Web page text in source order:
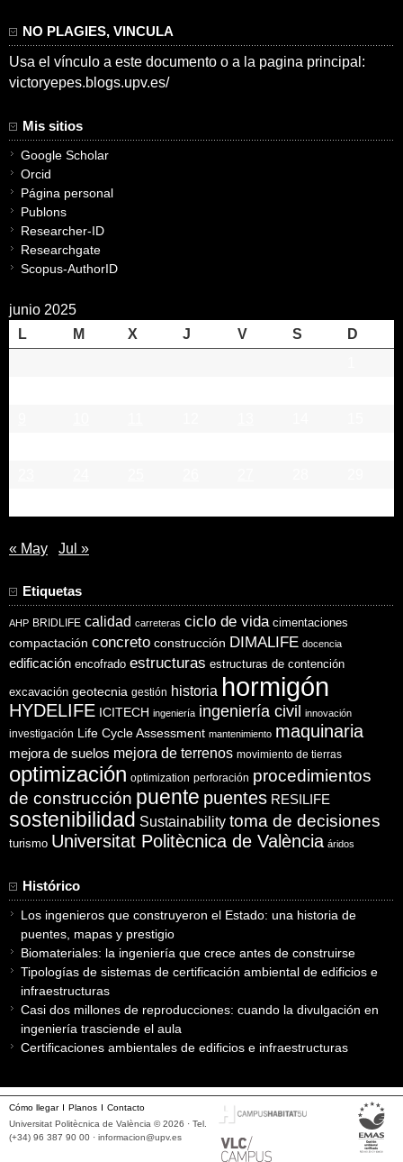
NO PLAGIES, VINCULA
Usa el vínculo a este documento o a la pagina principal:
victoryepes.blogs.upv.es/
Mis sitios
Google Scholar
Orcid
Página personal
Publons
Researcher-ID
Researchgate
Scopus-AuthorID
junio 2025
L
M X J V S
D
« May Jul »
Etiquetas
AHP BRIDLIFE calidad carreteras ciclo de vida cimentaciones
compactación concreto construcción DIMALIFE docencia
edificación encofrado estructuras estructuras de contención
excavación geotecnia gestión historia hormigón
HYDELIFE ICITECH ingeniería ingeniería civil innovación
investigación Life Cycle Assessment mantenimiento maquinaria
mejora de suelos mejora de terrenos movimiento de tierras
optimización optimization perforación procedimientos
de construcción puente puentes RESILIFE
sostenibilidad Sustainability toma de decisiones
turismo Universitat Politècnica de València áridos
Histórico
Los ingenieros que construyeron el Estado: una historia de
puentes, mapas y prestigio
Biomateriales: la ingeniería que crece antes de construirse
Tipologías de sistemas de certificación ambiental de edificios e
infraestructuras
Casi dos millones de reproducciones: cuando la divulgación en
ingeniería trasciende el aula
Certificaciones ambientales de edificios e infraestructuras
Cómo llegar Planos
Contacto
Universitat Politècnica de València © 2026 · Tel.
(+34) 96 387 90 00 · informacion@upv.es